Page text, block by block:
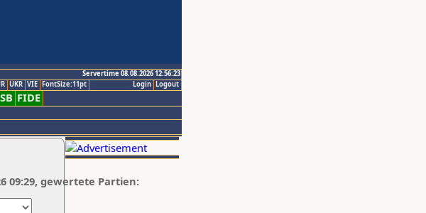
Servertime 08.08.2026 12:56:23
Logout
Login
UKR VIE FontSize:11pt
FIDE
09:29, gewertete Partien: